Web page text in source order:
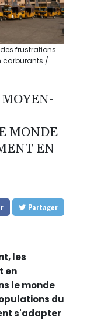
frustrations
carburants /
MONDE
EN
Partager
les
en
le monde
du
s'adapter